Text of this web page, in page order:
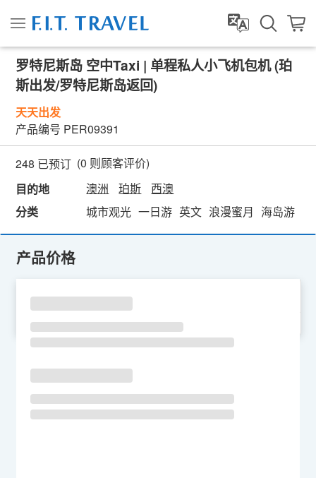
罗特尼斯岛 空中Taxi | 单程私人小飞机包机 (珀
斯出发/罗特尼斯岛返回)
天天出发
产品编号 PER09391
248 已预订 (0 则顾客评价)
目的地
澳洲 珀斯
西澳
分类
城市观光 一日游 英文 浪漫蜜月 海岛游
产品价格